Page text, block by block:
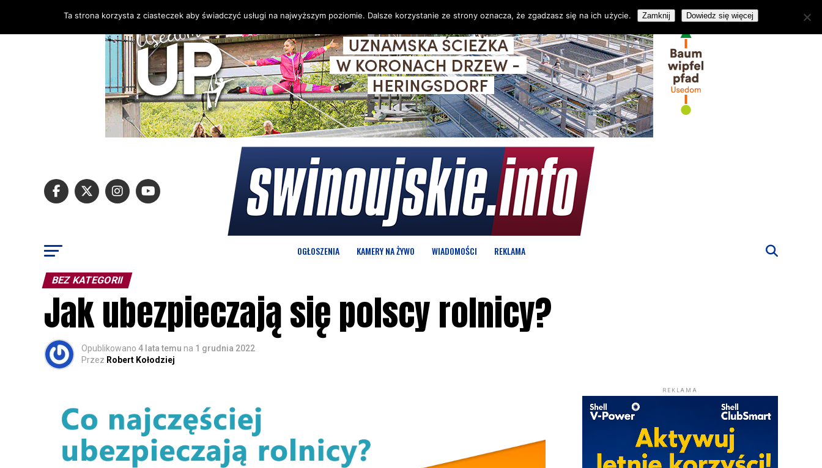
OGŁOSZENIA KAMERY NA ŻYWO WIADOMOŚCI REKLAMA
BEZ KATEGORII
Jak ubezpieczają się polscy rolnicy?
Opublikowano 4 lata temu na 1 grudnia 2022
Przez Robert Kołodziej
REKLAMA
Ta strona korzysta z ciasteczek aby świadczyć usługi na najwyższym poziomie. Dalsze korzystanie ze strony oznacza, że zgadzasz się na ich użycie. Zamknij Dowiedz się więcej